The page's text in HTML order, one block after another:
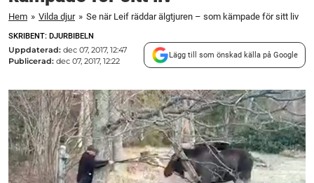
Hem » Vilda djur » Se när Leif räddar älgtjuren – som kämpade för sitt liv
SKRIBENT: DJURBIBELN
Uppdaterad: dec 07, 2017, 12:47
Publicerad: dec 07, 2017, 12:22
Lägg till som önskad källa på Google